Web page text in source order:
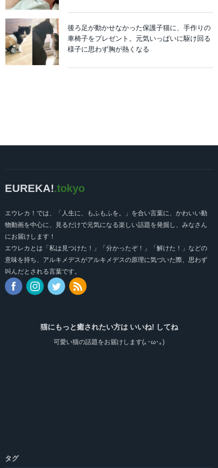
後ろ足が動かせなかった保護子猫に、手作りの
車椅子をプレゼント。元気いっぱいに駆け回る
様子に思わず胸が熱くなる
EUREKA!.tokyo
エウレカ！では、「人生に、もふもふを。」を合い言葉に、かわいい動
物動画を中心に、見るだけで元気になる楽しい話題を発掘し、みなさん
にお届けします！
エウレカとは「私は見つけた！」「分かったぞ！」「解けた！」などの
意味を持ち、アルキメデスがアルキメデスの原理に気づいた際、思わず
叫んだとされる言葉です。
猫にもっと癒されたい方は いいね! してね
可愛い猫の話題をお届けします(｡･ω･｡)
タグ